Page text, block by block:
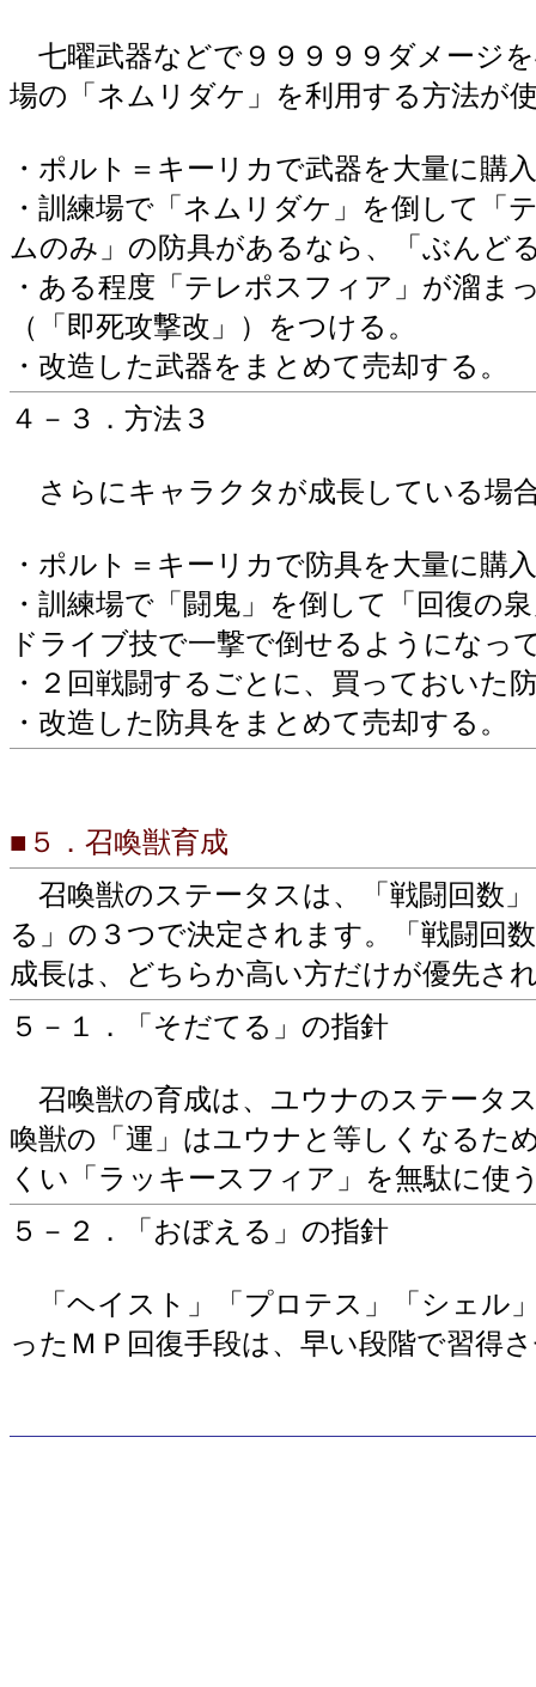
七曜武器などで９９９９９ダメージ
場の「ネムリダケ」を利用する方法が
・ポルト＝キーリカで武器を大量に購
・訓練場で「ネムリダケ」を倒して「
ムのみ」の防具があるなら、「ぶんど
・ある程度「テレポスフィア」が溜ま
（「即死攻撃改」）をつける。
・改造した武器をまとめて売却する。
４－３．方法３
さらにキャラクタが成長している場
・ポルト＝キーリカで防具を大量に購
・訓練場で「闘鬼」を倒して「回復の
ドライブ技で一撃で倒せるようになっ
・２回戦闘するごとに、買っておいた
・改造した防具をまとめて売却する。
■５．召喚獣育成
召喚獣のステータスは、「戦闘回数
る」の３つで決定されます。「戦闘回
成長は、どちらか高い方だけが優先さ
５－１．「そだてる」の指針
召喚獣の育成は、ユウナのステータ
喚獣の「運」はユウナと等しくなるた
くい「ラッキースフィア」を無駄に使
５－２．「おぼえる」の指針
「ヘイスト」「プロテス」「シェル
ったＭＰ回復手段は、早い段階で習得